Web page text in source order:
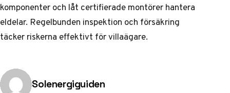
komponenter och låt certifierade montörer hantera
eldelar. Regelbunden inspektion och försäkring
täcker riskerna effektivt för villaägare.
Publicerad av
Solenergiguiden